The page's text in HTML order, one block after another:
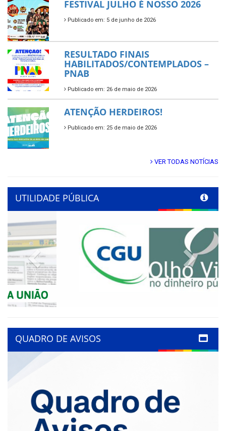
FESTIVAL JULHO É NOSSO 2026
Publicado em: 5 de junho de 2026
RESULTADO FINAIS
HABILITADOS/CONTEMPLADOS –
PNAB
Publicado em: 26 de maio de 2026
ATENÇÃO HERDEIROS!
Publicado em: 25 de maio de 2026
VER TODAS NOTÍCIAS
UTILIDADE PÚBLICA
Previous Next
QUADRO DE AVISOS